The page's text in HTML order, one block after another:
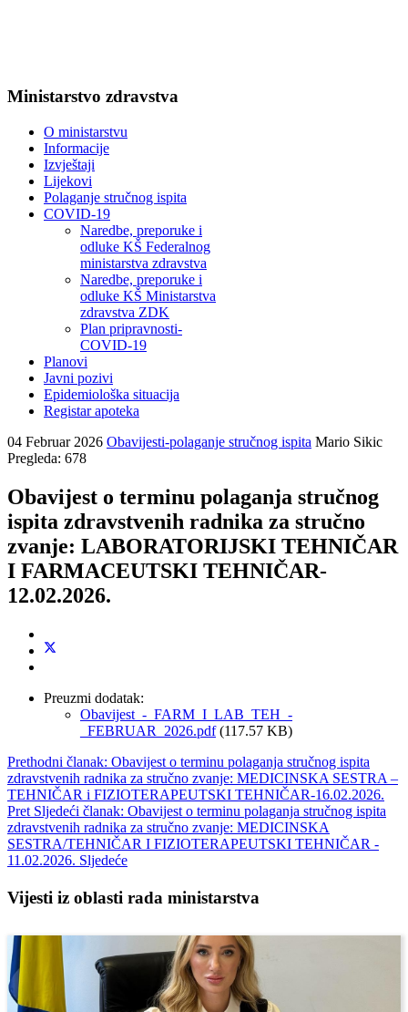
Ministarstvo zdravstva
O ministarstvu
Informacije
Izvještaji
Lijekovi
Polaganje stručnog ispita
COVID-19
Naredbe, preporuke i
odluke KŠ Federalnog
ministarstva zdravstva
Naredbe, preporuke i
odluke KŠ Ministarstva
zdravstva ZDK
Plan pripravnosti-
COVID-19
Planovi
Javni pozivi
Epidemiološka situacija
Registar apoteka
04 Februar 2026 Obavijesti-polaganje stručnog ispita Mario Sikic
Pregleda: 678
Obavijest o terminu polaganja stručnog
ispita zdravstvenih radnika za stručno
zvanje: LABORATORIJSKI TEHNIČAR
I FARMACEUTSKI TEHNIČAR-
12.02.2026.
Preuzmi dodatak:
Obavijest_-_FARM_I_LAB_TEH_-
_FEBRUAR_2026.pdf(117.57 KB)
Prethodni članak: Obavijest o terminu polaganja stručnog ispita
zdravstvenih radnika za stručno zvanje: MEDICINSKA SESTRA –
TEHNIČAR i FIZIOTERAPEUTSKI TEHNIČAR-16.02.2026.
Pret Sljedeći članak: Obavijest o terminu polaganja stručnog ispita
zdravstvenih radnika za stručno zvanje: MEDICINSKA
SESTRA/TEHNIČAR I FIZIOTERAPEUTSKI TEHNIČAR -
11.02.2026. Sljedeće
Vijesti iz oblasti rada ministarstva